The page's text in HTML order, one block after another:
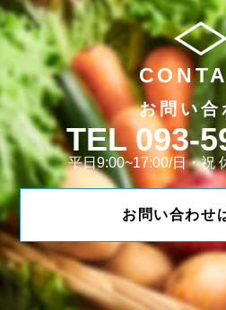
お問い合
093-
平日9:00~17:00/日・祝
お問い合わせ